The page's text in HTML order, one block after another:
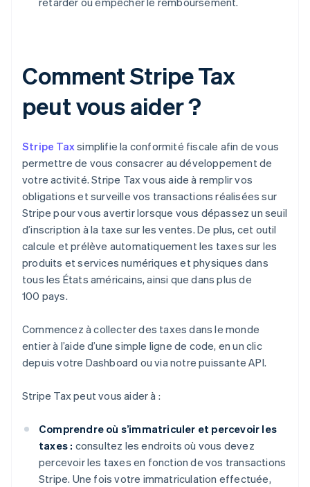
Comment Stripe Tax
peut vous aider ?
Stripe Taxsimplifie la conformité fiscale afin de vous
permettre de vous consacrer au développement de
votre activité. Stripe Tax vous aide à remplir vos
obligations et surveille vos transactions réalisées sur
Stripe pour vous avertir lorsque vous dépassez un seuil
d’inscription à la taxe sur les ventes. De plus, cet outil
calcule et prélève automatiquement les taxes sur les
produits et services numériques et physiques dans
tous les États américains, ainsi que dans plus de
100 pays.
Commencez à collecter des taxes dans le monde
entier à l’aide d’une simple ligne de code, en un clic
depuis votre Dashboard ou via notre puissante API.
Stripe Tax peut vous aider à :
Comprendre où s’immatriculer et percevoir les
taxes : consultez les endroits où vous devez
percevoir les taxes en fonction de vos transactions
Stripe. Une fois votre immatriculation effectuée,